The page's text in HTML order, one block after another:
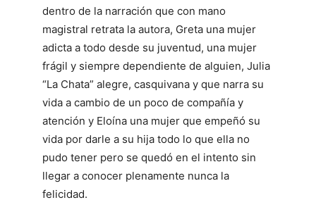
dentro de la narración que con mano
magistral retrata la autora, Greta una mujer
adicta a todo desde su juventud, una mujer
frágil y siempre dependiente de alguien, Julia
“La Chata” alegre, casquivana y que narra su
vida a cambio de un poco de compañía y
atención y Eloína una mujer que empeñó su
vida por darle a su hija todo lo que ella no
pudo tener pero se quedó en el intento sin
llegar a conocer plenamente nunca la
felicidad.